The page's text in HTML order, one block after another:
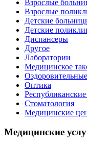
Взрослые
Взрослые
Детские
Детские
Диспансеры
Другое
Лаборатории
Медицинское
Оптика
Стоматология
Медицинские
Медицинские